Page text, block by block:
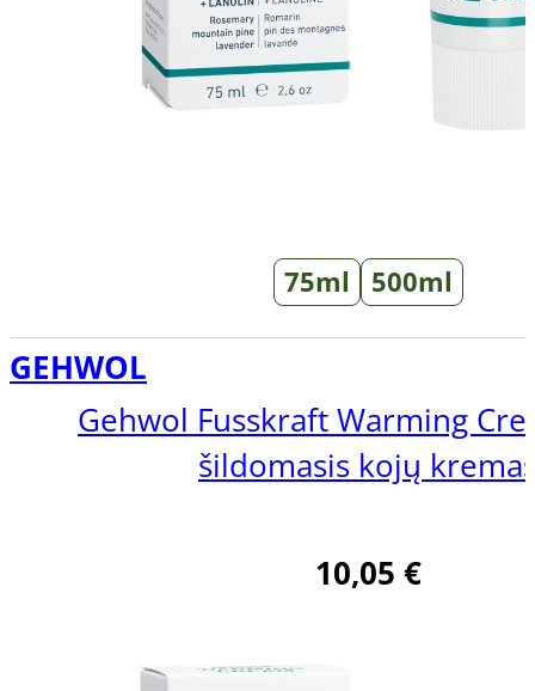
75ml 500ml
GEHWOL
Gehwol Fusskraft Warming
šildomasis kojų
10,05 €